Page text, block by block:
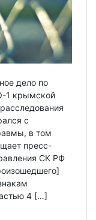
дело по
1 крымской
с
в том
пресс-
СК РФ
4 […]